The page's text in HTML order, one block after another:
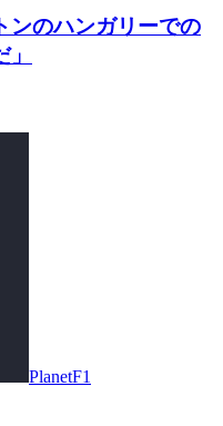
ンのハンガリーでの
PlanetF1